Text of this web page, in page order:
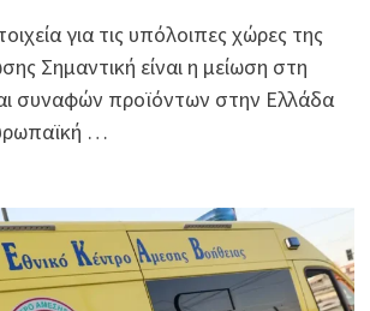
για τις υπόλοιπες χώρες της
Σημαντική είναι η μείωση στη
συναφών προϊόντων στην Ελλάδα
…